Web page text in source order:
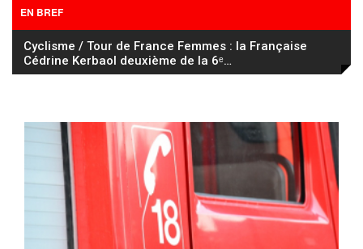
EN BREF
Cyclisme / Tour de France Femmes : la Française
Cédrine Kerbaol deuxième de la 6ᵉ…